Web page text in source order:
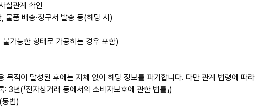
실관계 확인
물품 배송·청구서 발송 등(해당 시)
가능한 형태로 가공하는 경우 포함)
목적이 달성된 후에는 지체 없이 해당 정보를 파기합니다. 다만 관계 법령에 따
3년(「전자상거래 등에서의 소비자보호에 관한 법률」)
동법)